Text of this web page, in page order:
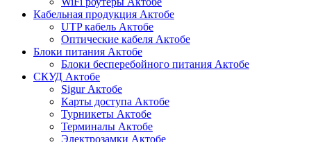
Кабельная продукция Актобе
UTP кабель Актобе
Оптические кабеля Актобе
Блоки питания Актобе
Блоки бесперебойного питания Актобе
СКУД Актобе
Sigur Актобе
Карты доступа Актобе
Турникеты Актобе
Терминалы Актобе
Электрозамки Актобе